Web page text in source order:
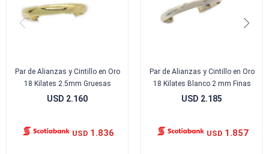
Par de Alianzas y Cintillo en Oro
18 Kilates 2.5mm Gruesas
USD 2.160
USD 1.836
Par de Alianzas y Cintillo en Oro
18 Kilates Blanco 2 mm Finas
USD 2.185
USD 1.857